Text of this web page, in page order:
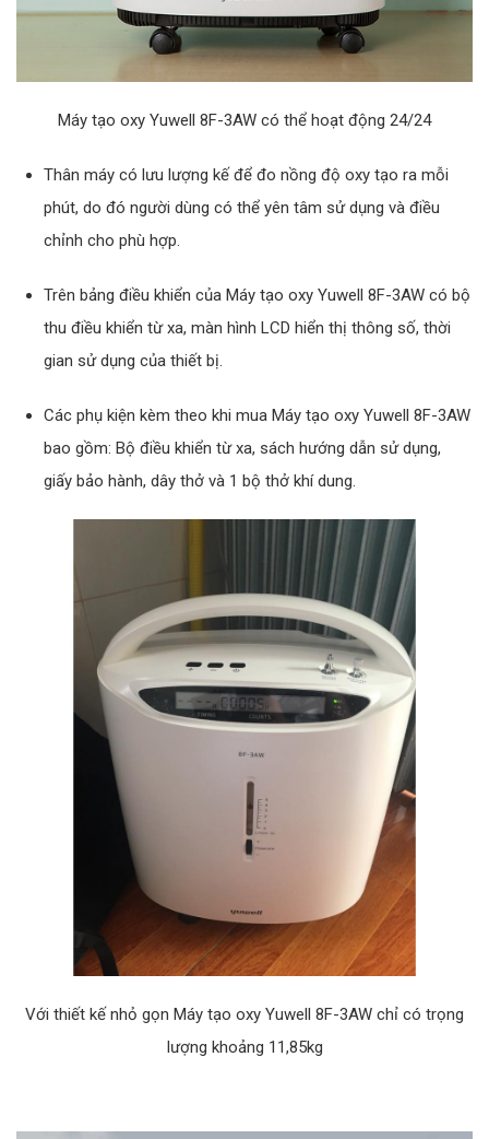
Máy tạo oxy Yuwell 8F-3AW có thể hoạt động 24/24
Thân máy có lưu lượng kế để đo nồng độ oxy tạo ra mỗi
phút, do đó người dùng có thể yên tâm sử dụng và điều
chỉnh cho phù hợp.
Trên bảng điều khiển của Máy tạo oxy Yuwell 8F-3AW có bộ
thu điều khiển từ xa, màn hình LCD hiển thị thông số, thời
gian sử dụng của thiết bị.
Các phụ kiện kèm theo khi mua Máy tạo oxy Yuwell 8F-3AW
bao gồm: Bộ điều khiển từ xa, sách hướng dẫn sử dụng,
giấy bảo hành, dây thở và 1 bộ thở khí dung.
Với thiết kế nhỏ gọn Máy tạo oxy Yuwell 8F-3AW chỉ có trọng
lượng khoảng 11,85kg